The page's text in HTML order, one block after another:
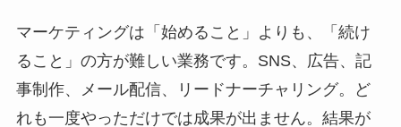
マーケティングは「始めること」よりも、「続け
ること」の方が難しい業務です。SNS、広告、記
事制作、メール配信、リードナーチャリング。ど
れも一度やっただけでは成果が出ません。結果が